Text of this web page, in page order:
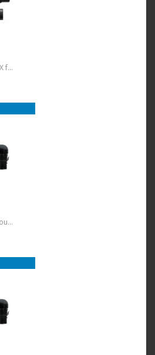
Fiches NEUTRIK XLR NC3 XX f/m - faible résistance - enrouleur 50 m
Fiches NEUTRIK XLR fem. coudée / XLR mâle - 50 cm